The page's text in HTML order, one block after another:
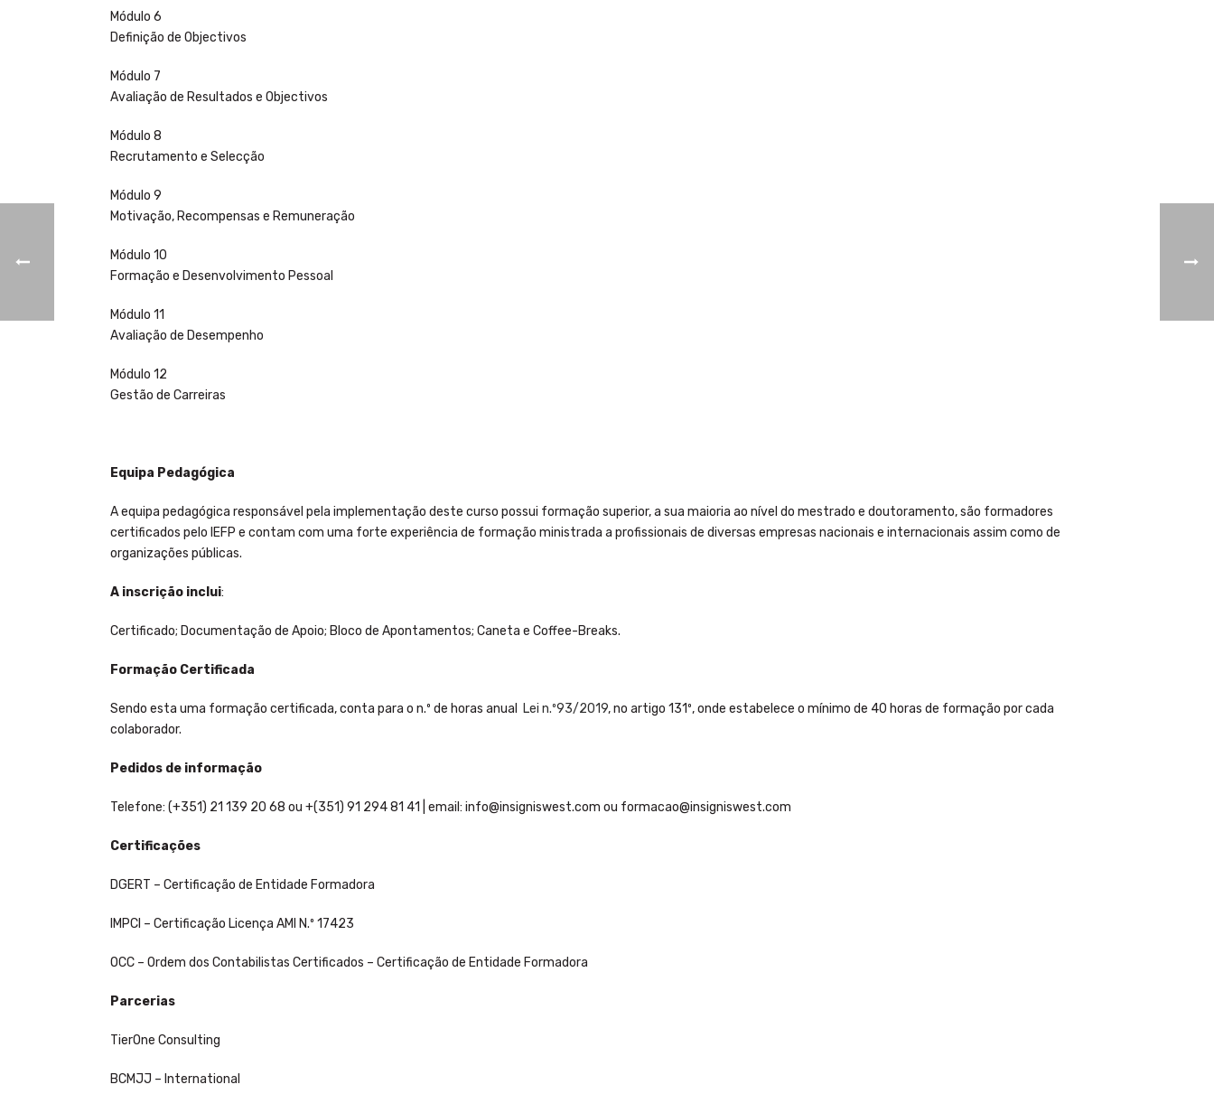
Módulo 6
Definição de Objectivos
Módulo 7
Avaliação de Resultados e Objectivos
Módulo 8
Recrutamento e Selecção
Módulo 9
Motivação, Recompensas e Remuneração
Módulo 10
Formação e Desenvolvimento Pessoal
Módulo 11
Avaliação de Desempenho
Módulo 12
Gestão de Carreiras
Equipa Pedagógica
A equipa pedagógica responsável pela implementação deste curso possui formação superior, a sua maioria ao nível do mestrado e doutoramento, são formadores
certificados pelo IEFP e contam com uma forte experiência de formação ministrada a profissionais de diversas empresas nacionais e internacionais assim como de
organizações públicas.
A inscrição inclui:
Certificado; Documentação de Apoio; Bloco de Apontamentos; Caneta e Coffee-Breaks.
Formação Certificada
Sendo esta uma formação certificada, conta para o n.º de horas anual Lei n.º93/2019, no artigo 131º, onde estabelece o mínimo de 40 horas de formação por cada
colaborador.
Pedidos de informação
Telefone: (+351) 21 139 20 68 ou +(351) 91 294 81 41 | email: info@insigniswest.com ou formacao@insigniswest.com
Certificações
DGERT – Certificação de Entidade Formadora
IMPCI – Certificação Licença AMI N.º 17423
OCC – Ordem dos Contabilistas Certificados – Certificação de Entidade Formadora
Parcerias
TierOne Consulting
BCMJJ – International